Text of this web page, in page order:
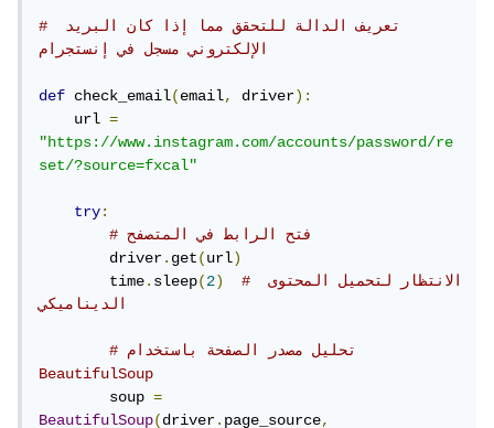
# تعريف الدالة للتحقق مما إذا كان البريد
الإلكتروني مسجل في إنستجرام
def check_email(email, driver):
    url
=
"https://www.instagram.com/accounts/password/re
set/?source=fxcal"
try:
# فتح الرابط في المتصفح
        driver
.get(url)
        time
.sleep(2)
# الانتظار لتحميل المحتوى
الديناميكي
# تحليل مصدر الصفحة باستخدام
BeautifulSoup
        soup
=
BeautifulSoup(driver.page_source,